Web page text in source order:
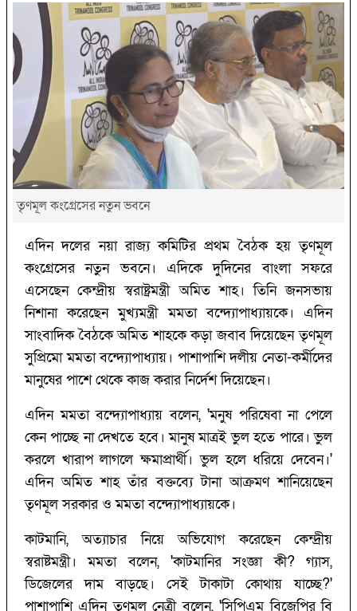
তৃণমূল কংগ্রেসের নতুন ভবনে
এদিন দলের নয়া রাজ্য কমিটির প্রথম বৈঠক হয় তৃণমূল
কংগ্রেসের নতুন ভবনে। এদিকে দুদিনের বাংলা সফরে
এসেছেন কেন্দ্রীয় স্বরাষ্ট্রমন্ত্রী অমিত শাহ। তিনি জনসভায়
নিশানা করেছেন মুখ্যমন্ত্রী মমতা বন্দ্যোপাধ্যায়কে। এদিন
সাংবাদিক বৈঠকে অমিত শাহকে কড়া জবাব দিয়েছেন তৃণমূল
সুপ্রিমো মমতা বন্দ্যোপাধ্যায়। পাশাপাশি দলীয় নেতা-কর্মীদের
মানুষের পাশে থেকে কাজ করার নির্দেশ দিয়েছেন।
এদিন মমতা বন্দ্যোপাধ্যায় বলেন, 'মনুষ পরিষেবা না পেলে
কেন পাচ্ছে না দেখতে হবে। মানুষ মাত্রই ভুল হতে পারে। ভুল
করলে খারাপ লাগলে ক্ষমাপ্রার্থী। ভুল হলে ধরিয়ে দেবেন।'
এদিন অমিত শাহ তাঁর বক্তব্যে টানা আক্রমণ শানিয়েছেন
তৃণমূল সরকার ও মমতা বন্দ্যোপাধ্যায়কে।
কাটমানি, অত্যাচার নিয়ে অভিযোগ করেছেন কেন্দ্রীয়
স্বরাষ্টমন্ত্রী। মমতা বলেন, 'কাটমানির সংজ্ঞা কী? গ্যাস,
ডিজেলের দাম বাড়ছে। সেই টাকাটা কোথায় যাচ্ছে?'
পাশাপাশি এদিন তৃণমূল নেত্রী বলেন, 'সিপিএম বিজেপির বি